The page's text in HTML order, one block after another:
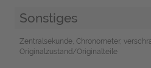
Sonstiges
Zentralsekunde, Chronometer,
Originalzustand/Originalteile